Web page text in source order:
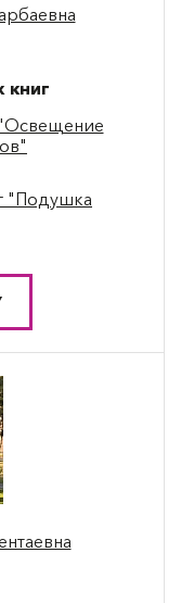
книг
"Подушка